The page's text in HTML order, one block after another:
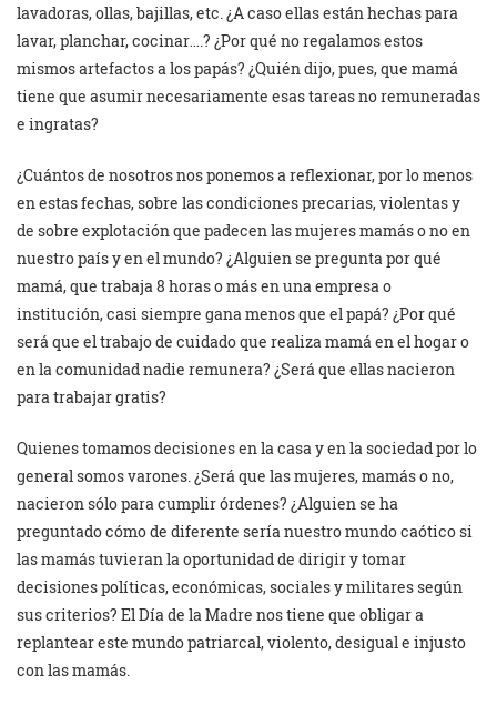
lavadoras, ollas, bajillas, etc. ¿A caso ellas están hechas para
lavar, planchar, cocinar….? ¿Por qué no regalamos estos
mismos artefactos a los papás? ¿Quién dijo, pues, que mamá
tiene que asumir necesariamente esas tareas no remuneradas
e ingratas?
¿Cuántos de nosotros nos ponemos a reflexionar, por lo menos
en estas fechas, sobre las condiciones precarias, violentas y
de sobre explotación que padecen las mujeres mamás o no en
nuestro país y en el mundo? ¿Alguien se pregunta por qué
mamá, que trabaja 8 horas o más en una empresa o
institución, casi siempre gana menos que el papá? ¿Por qué
será que el trabajo de cuidado que realiza mamá en el hogar o
en la comunidad nadie remunera? ¿Será que ellas nacieron
para trabajar gratis?
Quienes tomamos decisiones en la casa y en la sociedad por lo
general somos varones. ¿Será que las mujeres, mamás o no,
nacieron sólo para cumplir órdenes? ¿Alguien se ha
preguntado cómo de diferente sería nuestro mundo caótico si
las mamás tuvieran la oportunidad de dirigir y tomar
decisiones políticas, económicas, sociales y militares según
sus criterios? El Día de la Madre nos tiene que obligar a
replantear este mundo patriarcal, violento, desigual e injusto
con las mamás.